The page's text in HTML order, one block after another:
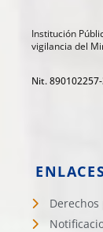
Institución
vigilancia del
Nit.